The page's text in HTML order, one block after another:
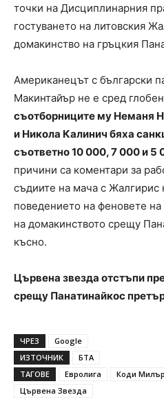
точки на Дисциплинарния
гостуването на литовския
домакинство на гръцкия
Американецът с български
Макинтайър не е сред
съотборниците му Неманя
и Никола Калинич бяха
съответно 10 000, 7 000 и 5
причини са коментари за
съдиите на мача с Жалгирис
поведението на феновете
на домакинството срещу
късно.
Цървена звезда отстъпи
срещу Панатинайкос
ЧРЕЗ
Google
ИЗТОЧНИК
БТА
ТАГОВЕ
Евролига
Коди
Цървена Звезда